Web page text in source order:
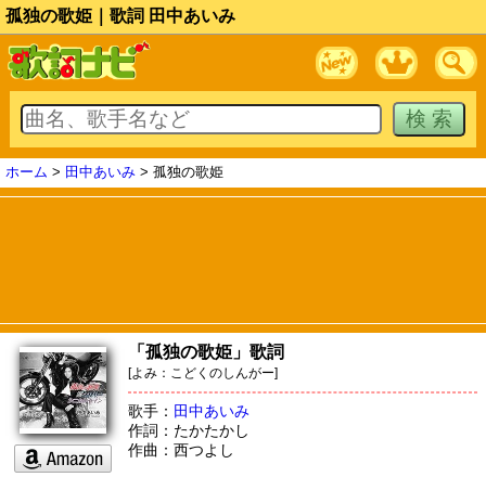
孤独の歌姫｜歌詞 田中あいみ
ホーム > 田中あいみ > 孤独の歌姫
「孤独の歌姫」歌詞
[よみ：こどくのしんがー]
歌手： 田中あいみ
作詞：たかたかし
作曲：西つよし